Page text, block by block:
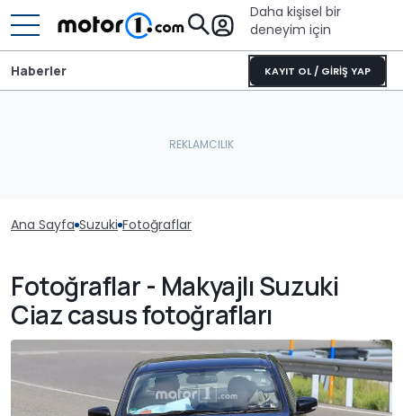
Daha kişisel bir
deneyim için
KAYIT OL / GİRİŞ YAP
Haberler
Ana Sayfa Suzuki Fotoğraflar
Fotoğraflar - Makyajlı Suzuki
Ciaz casus fotoğrafları